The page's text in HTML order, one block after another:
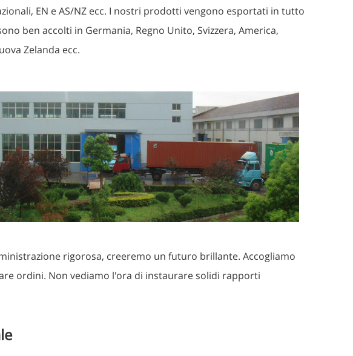
EN e AS/NZ ecc. I nostri prodotti vengono esportati in tutto
ben accolti in Germania, Regno Unito, Svizzera, America,
Zelanda ecc.
rigorosa, creeremo un futuro brillante. Accogliamo
ordini. Non vediamo l'ora di instaurare solidi rapporti